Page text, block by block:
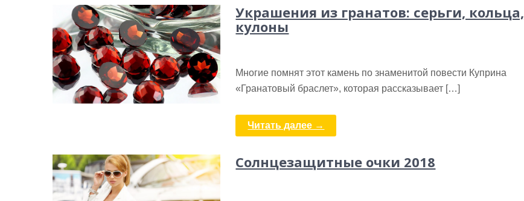
Украшения из гранатов: серьги, кольца,
кулоны
Многие помнят этот камень по знаменитой повести Куприна
«Гранатовый браслет», которая рассказывает […]
Читать далее →
Солнцезащитные очки 2018